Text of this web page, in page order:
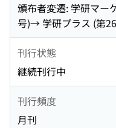
頒布者変遷: 学研マー
号)→ 学研プラス (第
刊行状態
継続刊行中
刊行頻度
月刊